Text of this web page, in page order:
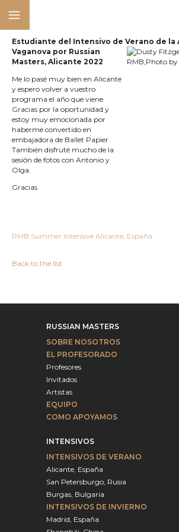
Estudiante del Intensivo de Verano de la
Vaganova por Russian
Masters, Alicante 2022
Me lo pasé muy bien en Alicante
y espero volver a vuestro
programa el año que viene.
Gracias por la oportunidad y
estoy muy emocionada por
haberme convertido en
embajadora de Ballet Papier.
También disfruté mucho de la
sesión de fotos con Antonio y
Olga.
Gracias
RMB Summer Intensive Alicante, España
Back to the list
RUSSIAN MASTERS
SOBRE NOSOTROS
EL PROFESORADO
Profesores
Invitados
Artistas
EQUIPO
COMO APOYAMOS
INTENSIVOS
INTENSIVOS DE VERANO
Alicante, España
San Petersburgo, Rusia
Burgas, Bulgaria
INTENSIVOS DE INVIERNO
Madrid, España